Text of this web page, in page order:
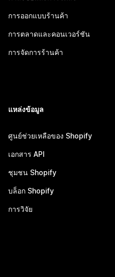
การออกแบบร้านค้า
การตลาดและคอนเวอร์ชัน
การจัดการร้านค้า
แหล่งข้อมูล
ศูนย์ช่วยเหลือของ Shopify
เอกสาร API
ชุมชน Shopify
บล็อก Shopify
การวิจัย